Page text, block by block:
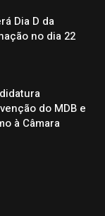
Dia D da
no dia 22
do MDB e
à Câmara